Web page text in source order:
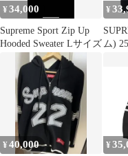
¥34,000
Supreme Sport Zip Up
Hooded Sweater Lサイズ
¥
ム)
ツ
ッド
パー
¥40,000 ¥